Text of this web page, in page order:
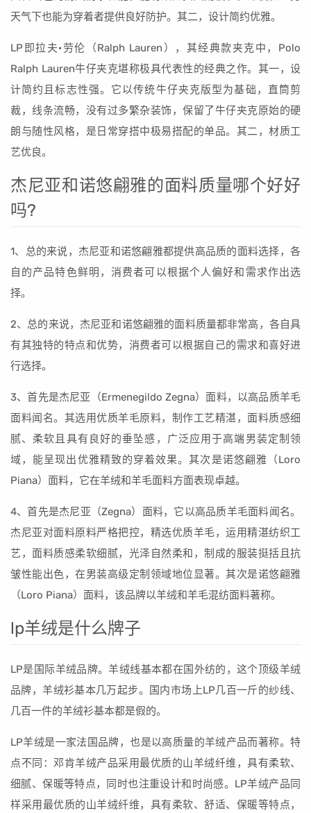
天气下也能为穿着者提供良好防护。其二，设计简约优雅。
LP即拉夫·劳伦（Ralph Lauren），其经典款夹克中，Polo
Ralph Lauren牛仔夹克堪称极具代表性的经典之作。其一，设
计简约且标志性强。它以传统牛仔夹克版型为基础，直筒剪
裁，线条流畅，没有过多繁杂装饰，保留了牛仔夹克原始的硬
朗与随性风格，是日常穿搭中极易搭配的单品。其二，材质工
艺优良。
杰尼亚和诺悠翩雅的面料质量哪个好好
吗?
1、总的来说，杰尼亚和诺悠翩雅都提供高品质的面料选择，各
自的产品特色鲜明，消费者可以根据个人偏好和需求作出选
择。
2、总的来说，杰尼亚和诺悠翩雅的面料质量都非常高，各自具
有其独特的特点和优势，消费者可以根据自己的需求和喜好进
行选择。
3、首先是杰尼亚（Ermenegildo Zegna）面料，以高品质羊毛
面料闻名。其选用优质羊毛原料，制作工艺精湛，面料质感细
腻、柔软且具有良好的垂坠感，广泛应用于高端男装定制领
域，能呈现出优雅精致的穿着效果。其次是诺悠翩雅（Loro
Piana）面料，它在羊绒和羊毛面料方面表现卓越。
4、首先是杰尼亚（Zegna）面料，它以高品质羊毛面料闻名。
杰尼亚对面料原料严格把控，精选优质羊毛，运用精湛纺织工
艺，面料质感柔软细腻，光泽自然柔和，制成的服装挺括且抗
皱性能出色，在男装高级定制领域地位显著。其次是诺悠翩雅
（Loro Piana）面料，该品牌以羊绒和羊毛混纺面料著称。
lp羊绒是什么牌子
LP是国际羊绒品牌。羊绒线基本都在国外纺的，这个顶级羊绒
品牌，羊绒衫基本几万起步。国内市场上LP几百一斤的纱线、
几百一件的羊绒衫基本都是假的。
LP羊绒是一家法国品牌，也是以高质量的羊绒产品而著称。特
点不同：邓肯羊绒产品采用最优质的山羊绒纤维，具有柔软、
细腻、保暖等特点，同时也注重设计和时尚感。LP羊绒产品同
样采用最优质的山羊绒纤维，具有柔软、舒适、保暖等特点，